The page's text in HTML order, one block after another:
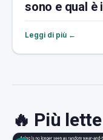
sono e qual è
Leggi di più ←
🔥 Più